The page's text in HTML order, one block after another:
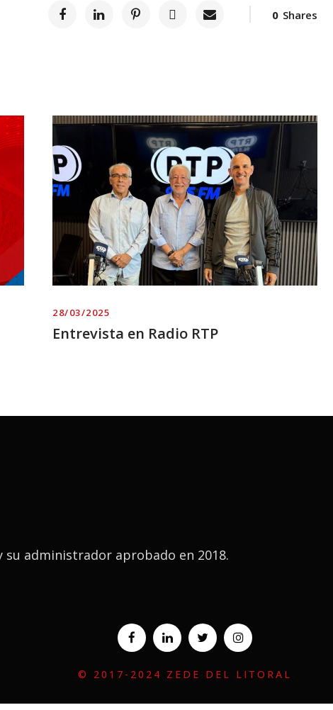
0 Shares
28/03/2025
Entrevista en Radio RTP
su administrador aprobado en 2018.
© 2017-2024 ZEDE DEL LITORAL